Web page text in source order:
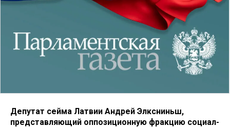
Депутат сейма Латвии Андрей Элксниньш,
представляющий оппозиционную фракцию социал-